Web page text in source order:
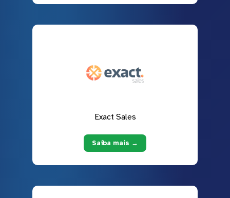
Exact Sales
Saiba mais →